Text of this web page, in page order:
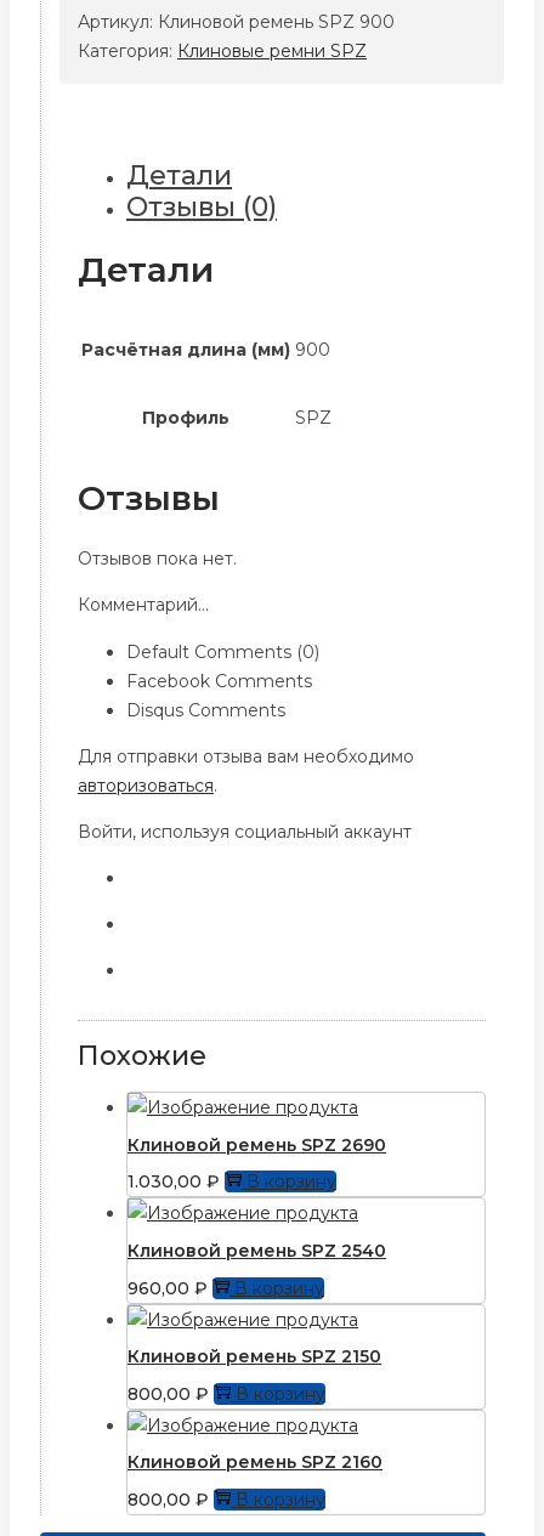
ремень
SPZ
Артикул: Клиновой ремень SPZ 900
Категория: Клиновые ремни SPZ
Детали
Отзывы (0)
Детали
Расчётная длина (мм) 900
Профиль SPZ
Отзывы
Отзывов пока нет.
Комментарий...
Default Comments (0)
Facebook Comments
Disqus Comments
Для отправки отзыва вам необходимо
авторизоваться.
Войти, используя социальный аккаунт
Похожие
Клиновой ремень SPZ 2690
1.030,00 ₽ В корзину
Клиновой ремень SPZ 2540
960,00 ₽ В корзину
Клиновой ремень SPZ 2150
800,00 ₽ В корзину
Клиновой ремень SPZ 2160
800,00 ₽ В корзину